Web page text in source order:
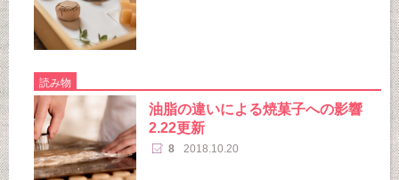
読み物
油脂の違いによる焼菓子への影響
2.22更新
8 2018.10.20